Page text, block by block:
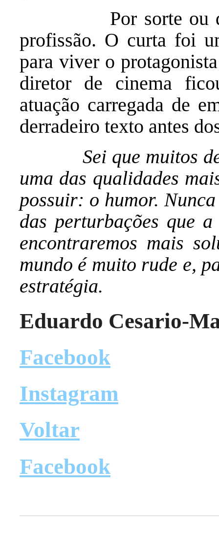
Por sorte ou
profissão. O curta foi
para viver o
diretor de cinema
atuação carregada de
derradeiro texto antes
Sei que muitos
uma das qualidades
possuir: o humor.
das perturbações que
encontraremos mais
mundo é muito rude e,
estratégia.
Eduardo Cesario-
Facebook
Instagram
Voltar
Facebook